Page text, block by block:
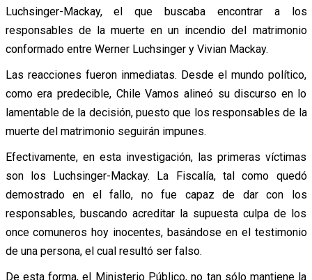
Luchsinger-Mackay, el que buscaba encontrar a los
responsables de la muerte en un incendio del matrimonio
conformado entre Werner Luchsinger y Vivian Mackay.
Las reacciones fueron inmediatas. Desde el mundo político,
como era predecible, Chile Vamos alineó su discurso en lo
lamentable de la decisión, puesto que los responsables de la
muerte del matrimonio seguirán impunes.
Efectivamente, en esta investigación, las primeras víctimas
son los Luchsinger-Mackay. La Fiscalía, tal como quedó
demostrado en el fallo, no fue capaz de dar con los
responsables, buscando acreditar la supuesta culpa de los
once comuneros hoy inocentes, basándose en el testimonio
de una persona, el cual resultó ser falso.
De esta forma, el Ministerio Público, no tan sólo mantiene la